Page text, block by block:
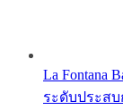
La Fontana
ระดับประส